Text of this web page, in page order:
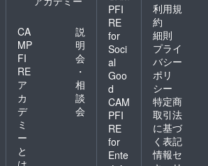
CA
MP
FI
RE
ア
カ
デ
ミ
ー
と
説
明
会
・
相
談
会
PFI
RE
for
Soci
al
Goo
d
CAM
PFI
RE
for
Ente
利用規
約
細則
プライ
バシー
ポリ
シー
特定商
取引法
に基づ
く表記
情報セ